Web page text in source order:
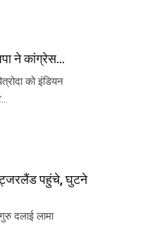
ने कांग्रेस...
को इंडियन
पहुंचे, घुटने
दलाई लामा